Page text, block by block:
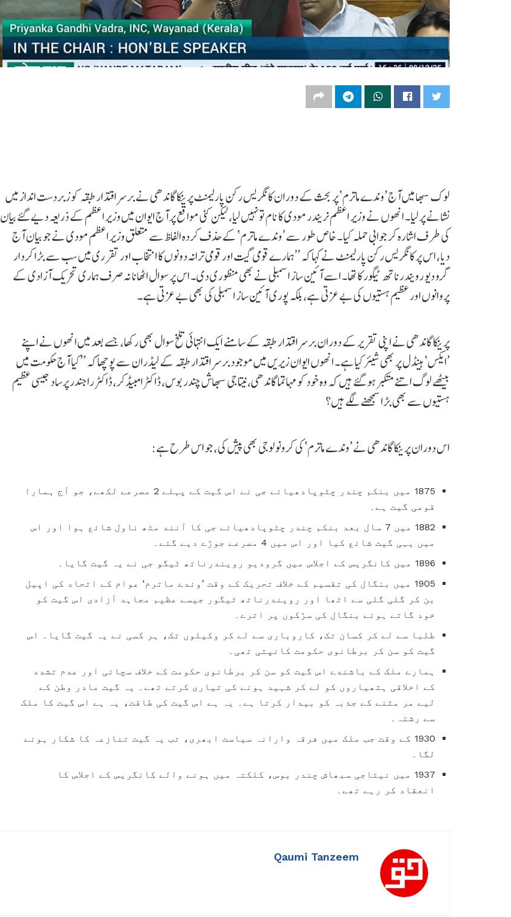
لوک سبھا میں آج ’وندے ماترم‘ پر بحث کے دوران کانگریس رکن پارلیمنٹ پرینکا گاندھی نے برسراقتدار طبقہ کو زبردست انداز میں
نشانے پر لیا۔ انھوں نے وزیر اعظم نریندر مودی کا نام تو نہیں لیا، لیکن کئی مواقع پر آج ایوان میں وزیر اعظم کے ذریعہ دیے گئے بیان
کی طرف اشارہ کر جوابی حملہ کیا۔ خاص طور سے ’وندے ماترم‘ کے حذف کردہ الفاظ سے متعلق وزیر اعظم مودی نے جو بیان آج
دیا، اس پر کانگریس رکن پارلیمنٹ نے کہا کہ ’’ہمارے قومی گیت اور قومی ترانہ دونوں کا انتخاب اور تقرری میں سب سے بڑا کردار
گرو دیو رویندرناتھ ٹیگور کا تھا۔ اسے آئین ساز اسمبلی نے بھی منظوری دی۔ اس پر سوال اٹھانا نہ صرف ہماری تحریک آزادی کے
پروانوں اور عظیم ہستیوں کی بے عزتی ہے، بلکہ پوری آئین ساز اسمبلی کی بھی بے عزتی ہے۔
پرینکا گاندھی نے اپنی تقریر کے دوران برسراقتدار طبقہ کے سامنے ایک انتہائی تلخ سوال بھی رکھا، جسے بعد میں انھوں نے اپنے
’ایکس‘ ہینڈل پر بھی شیئر کیا ہے۔ انھوں ایوان زیریں میں موجود برسراقتدار طبقہ کے لیڈران سے پوچھا کہ ’’کیا آج حکومت میں
بیٹھے لوگ اتنے متکبر ہو گئے ہیں کہ وہ خود کو مہاتما گاندھی، نیتاجی سبھاش چندر بوس، ڈاکٹر امبیڈکر، ڈاکٹر راجندر پرساد جیسی عظیم
ہستیوں سے بھی بڑا سمجھنے لگے ہیں؟
اس دوران پرینکا گاندھی نے ’وندے ماترم‘ کی کرونولوجی بھی پیش کی، جو اس طرح ہے:
1875 میں بنکم چندر چٹوپادھیائے جی نے اس گیت کے پہلے 2 مصرعے لکھے، جو آج ہمارا
قومی گیت ہے۔
1882 میں 7 سال بعد بنکم چندر چٹوپادھیائے جی کا آنند مٹھ ناول شائع ہوا اور اس
میں یہی گیت شائع کیا اور اس میں 4 مصرعے جوڑے دیے گئے۔
1896 میں کانگریس کے اجلاس میں گرودیو رویندرناتھ ٹیگو جی نے یہ گیت گایا۔
1905 میں بنگال کی تقسیم کے خلاف تحریک کے وقت ’وندے ماترم‘ عوام کے اتحاد کی اپیل
بن کر گلی گلی سے اٹھا اور رویندرناتھ ٹیگور جیسے عظیم مجاہد آزادی اس گیت کو
خود گاتے ہوئے بنگال کی سڑکوں پر اترے۔
طلبا سے لے کر کسان تک، کاروباری سے لے کر وکیلوں تک، ہر کسی نے یہ گیت گایا۔ اس
گیت کو سن کر برطانوی حکومت کانپتی تھی۔
ہمارے ملک کے باشندے اس گیت کو سن کر برطانوی حکومت کے خلاف سچائی اور عدم تشدد
کے اخلاقی ہتھیاروں کو لے کر شہید ہونے کی تیاری کرتے تھے۔ یہ گیت مادر وطن کے
لیے مر مٹنے کے جذبہ کو بیدار کرتا ہے۔ یہ ہے اس گیت کی طاقت، یہ ہے اس گیت کا ملک
سے رشتہ۔
1930 کے وقت جب ملک میں فرقہ وارانہ سیاست ابھری، تب یہ گیت تنازعہ کا شکار ہونے
لگا۔
1937 میں نیتاجی سبھاش چندر بوس، کلکتہ میں ہونے والے کانگریس کے اجلاس کا
انعقاد کر رہے تھے۔
Qaumi Tanzeem